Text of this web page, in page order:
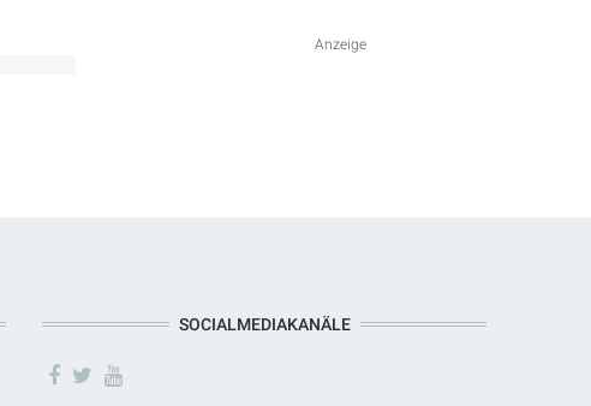
Anzeige
SOCIALMEDIAKANÄLE